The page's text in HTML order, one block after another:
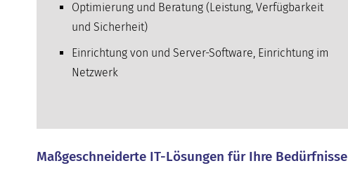
Optimierung und Beratung (Leistung, Verfügbarkeit
und Sicherheit)
Einrichtung von und Server-Software, Einrichtung im
Netzwerk
Maßgeschneiderte IT-Lösungen für Ihre Bedürfnisse